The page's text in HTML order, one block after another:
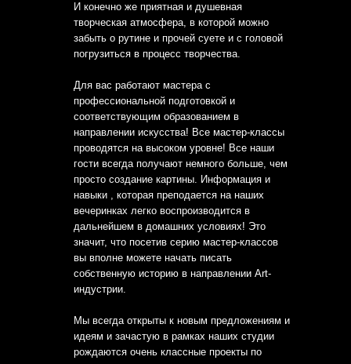
И конечно же приятная и душевная
творческая атмосфера, в которой можно
забыть о рутине и прочей суете и с головой
погрузиться в процесс творчества.
Для вас работают мастера с
профессиональной подготовкой и
соответствующим образованием в
направлении искусства! Все мастер-классы
проводятся на высоком уровне! Все наши
гости всегда получают немного больше, чем
просто создание картины. Информация и
навыки , которая преподается на наших
вечеринках легко воспроизводится в
дальнейшем в домашних условиях! Это
значит, что посетив серию мастер-классов
вы вполне можете начать писать
собственную историю в направлении Art-
индустрии.
Мы всегда открыты к новым предложениям и
идеям и зачастую в рамках наших студии
рождаются очень классные проекты по